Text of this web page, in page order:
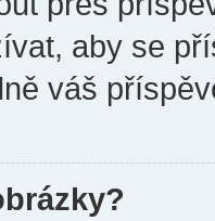
aby se
váš